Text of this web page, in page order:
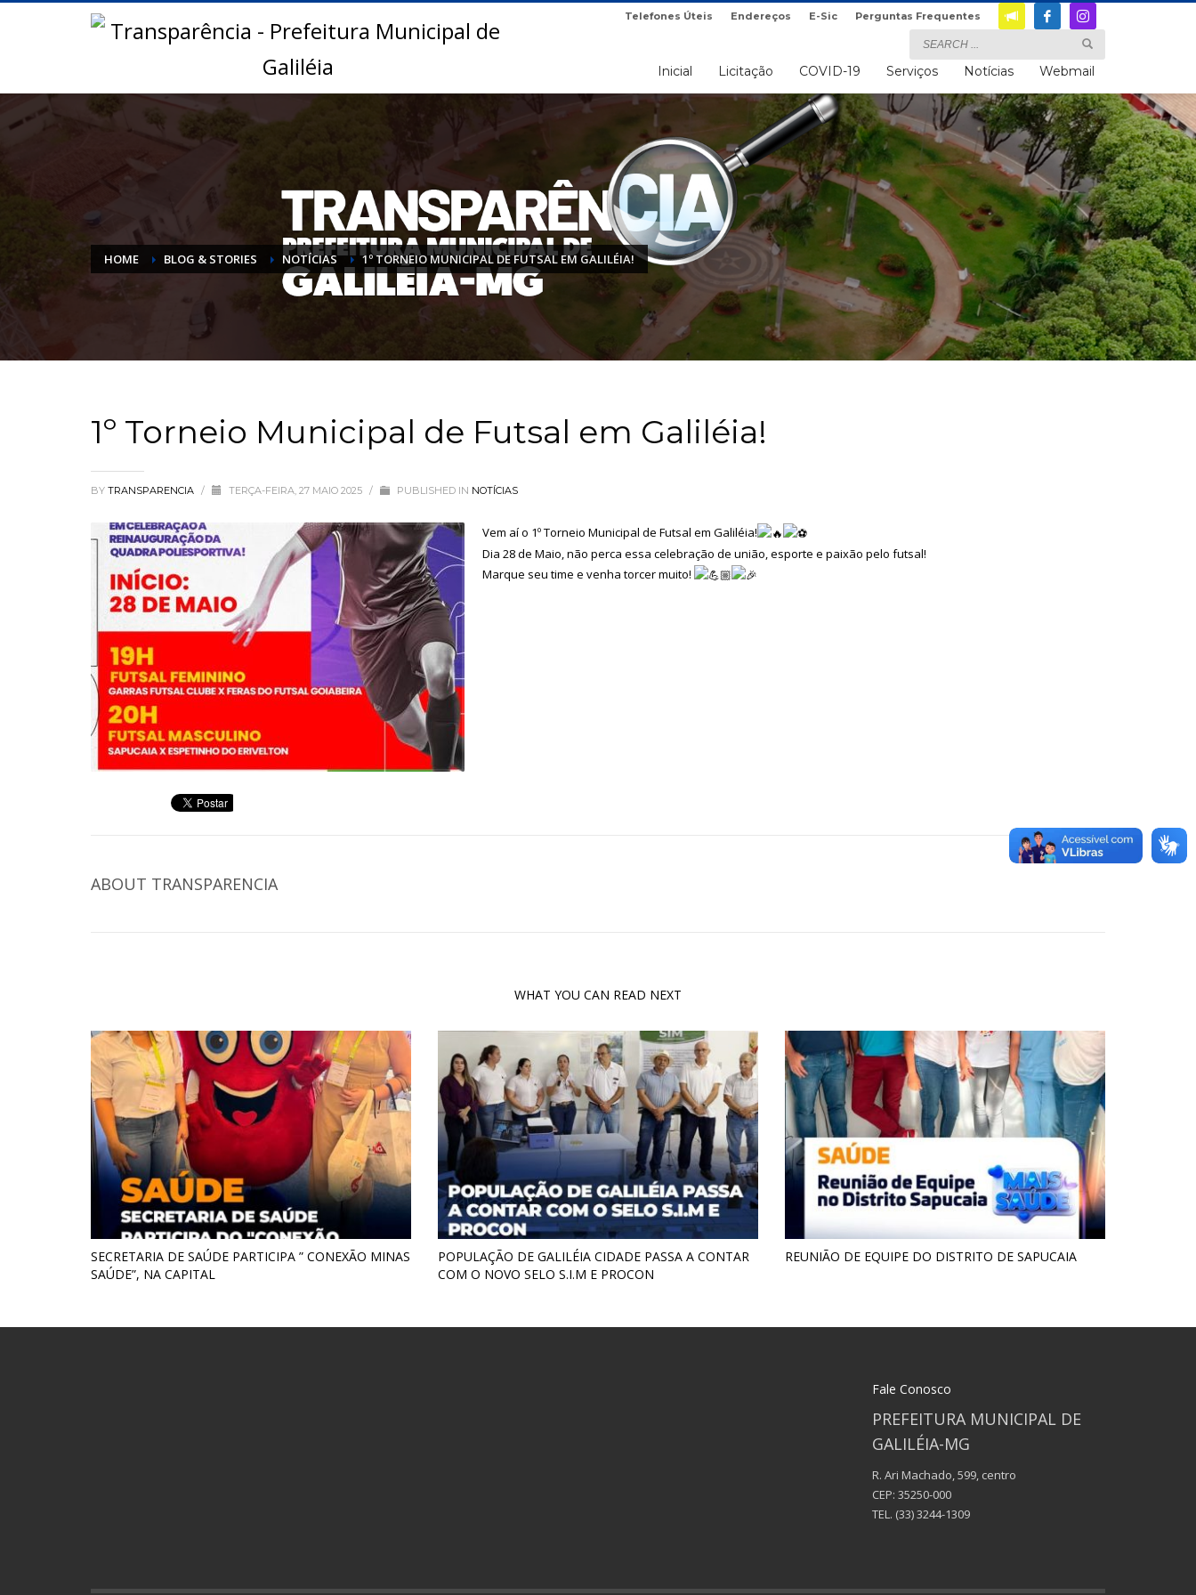
Telefones Úteis Endereços E-Sic Perguntas Frequentes
Inicial Licitação COVID-19 Serviços Notícias Webmail
HOME BLOG & STORIES NOTÍCIAS 1º TORNEIO MUNICIPAL DE FUTSAL EM GALILÉIA!
1º Torneio Municipal de Futsal em Galiléia!
BY TRANSPARENCIA / TERÇA-FEIRA, 27 MAIO 2025 / PUBLISHED IN NOTÍCIAS
Vem aí o 1º Torneio Municipal de Futsal em Galiléia!
Dia 28 de Maio, não perca essa celebração de união, esporte e paixão pelo futsal!
Marque seu time e venha torcer muito!
ABOUT TRANSPARENCIA
WHAT YOU CAN READ NEXT
SECRETARIA DE SAÚDE PARTICIPA ” CONEXÃO MINAS
SAÚDE”, NA CAPITAL
POPULAÇÃO DE GALILÉIA CIDADE PASSA A CONTAR
COM O NOVO SELO S.I.M E PROCON
REUNIÃO DE EQUIPE DO DISTRITO DE SAPUCAIA
Fale Conosco
PREFEITURA MUNICIPAL DE
GALILÉIA-MG
R. Ari Machado, 599, centro
CEP: 35250-000
TEL. (33) 3244-1309